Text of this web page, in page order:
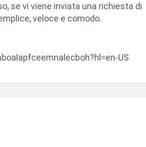
se vi viene inviata una richiesta di
veloce e comodo.
US